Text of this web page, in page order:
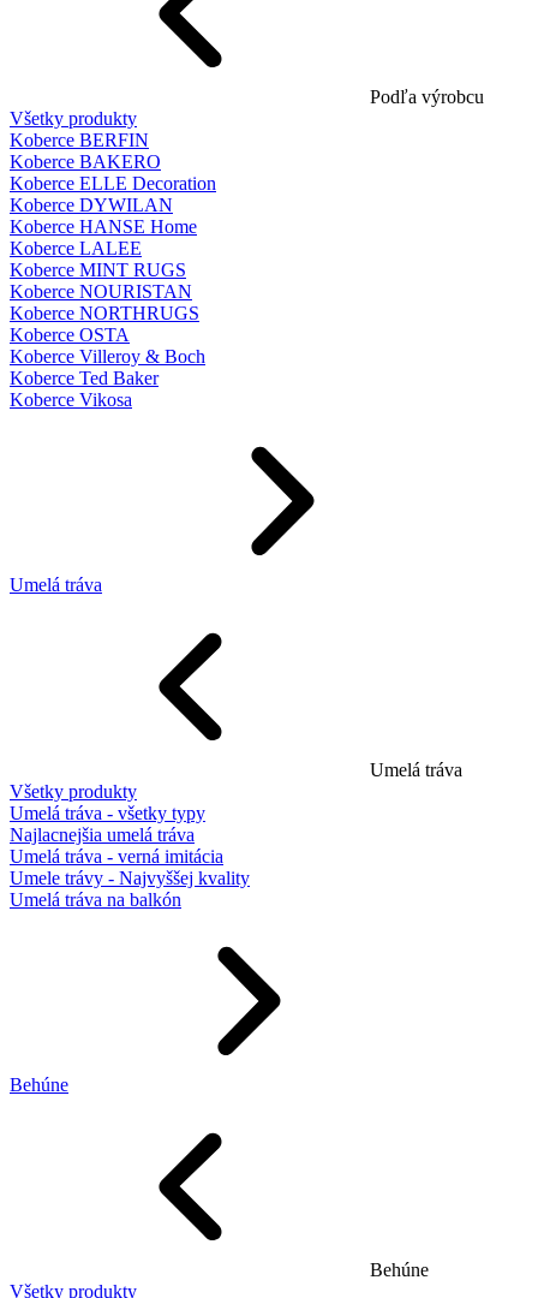
Podľa výrobcu
Všetky produkty
Koberce BERFIN
Koberce BAKERO
Koberce ELLE Decoration
Koberce DYWILAN
Koberce HANSE Home
Koberce LALEE
Koberce MINT RUGS
Koberce NOURISTAN
Koberce NORTHRUGS
Koberce OSTA
Koberce Villeroy & Boch
Koberce Ted Baker
Koberce Vikosa
Umelá tráva
Umelá tráva
Všetky produkty
Umelá tráva - všetky typy
Najlacnejšia umelá tráva
Umelá tráva - verná imitácia
Umele trávy - Najvyššej kvality
Umelá tráva na balkón
Behúne
Behúne
Všetky produkty